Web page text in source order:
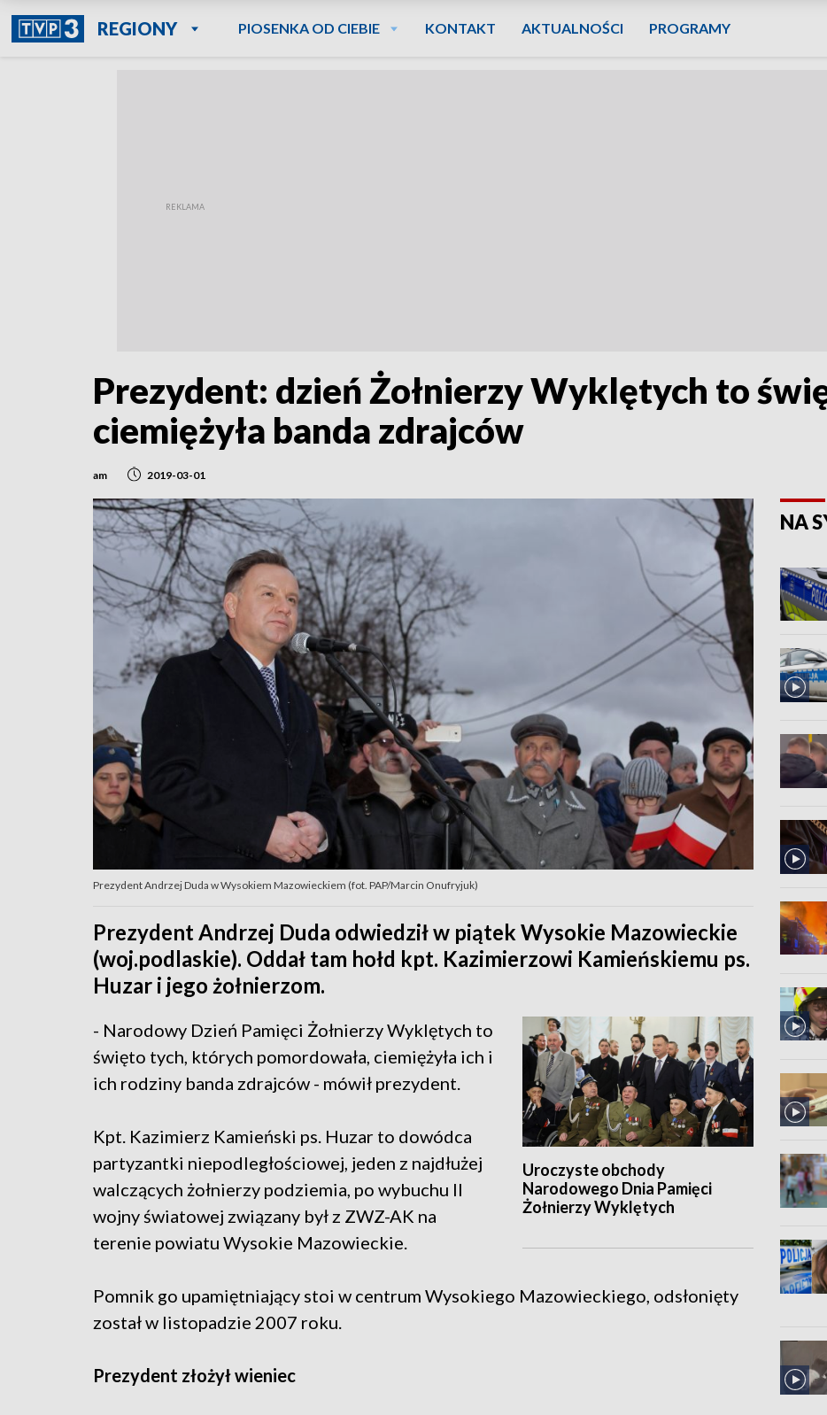
REGIONY PIOSENKA OD CIEBIE KONTAKT AKTUALNOŚCI PROGRAMY
Prezydent: dzień Żołnierzy Wyklętych to
ciemiężyła banda zdrajców
am 2019-03-01
Prezydent Andrzej Duda w Wysokiem Mazowieckiem (fot. PAP/Marcin Onufryjuk)
Prezydent Andrzej Duda odwiedził w piątek Wysokie Mazowieckie
(woj.podlaskie). Oddał tam hołd kpt. Kazimierzowi Kamieńskiemu ps.
Huzar i jego żołnierzom.
Uroczyste obchody
Narodowego Dnia Pamięci
Żołnierzy Wyklętych
- Narodowy Dzień Pamięci Żołnierzy Wyklętych to
święto tych, których pomordowała, ciemiężyła ich i
ich rodziny banda zdrajców - mówił prezydent.
Kpt. Kazimierz Kamieński ps. Huzar to dowódca
partyzantki niepodległościowej, jeden z najdłużej
walczących żołnierzy podziemia, po wybuchu II
wojny światowej związany był z ZWZ-AK na
terenie powiatu Wysokie Mazowieckie.
Pomnik go upamiętniający stoi w centrum Wysokiego Mazowieckiego, odsłonięty
został w listopadzie 2007 roku.
Prezydent złożył wieniec
NA